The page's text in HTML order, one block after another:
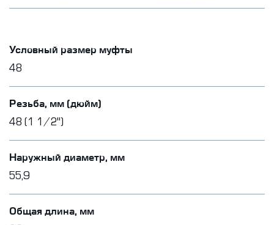
Условный размер муфты
48
Резьба, мм (дюйм)
48 (1 1/2")
Наружный диаметр, мм
55,9
Общая длина, мм